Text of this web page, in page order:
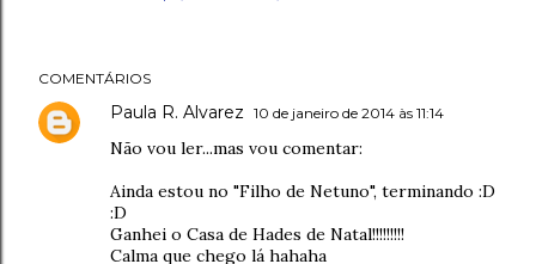
COMENTÁRIOS
Paula R. Alvarez 10 de janeiro de 2014 às 11:14
Não vou ler...mas vou comentar:
Ainda estou no "Filho de Netuno", terminando :D
:D
Ganhei o Casa de Hades de Natal!!!!!!!!!
Calma que chego lá hahaha